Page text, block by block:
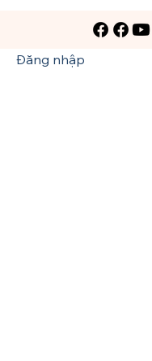
Đăng nhập